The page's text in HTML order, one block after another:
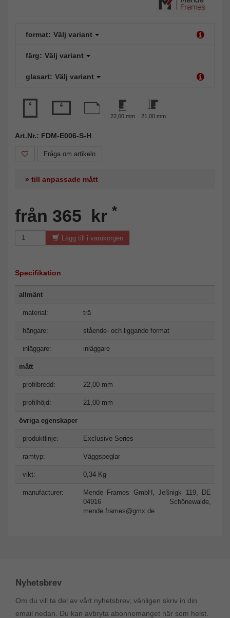
format: Välj variant
färg: Välj variant
glasart: Välj variant
22,00 mm 21,00 mm
Art.Nr.: FDM-E006-S-H
Fråga om artikeln
» till anpassade mått
från 365 kr *
Lägg till i varukorgen
Specifikation
allmänt
material: trä
hängare: stående- och liggande format
inläggare: inläggare
mått
profilbredd: 22,00 mm
profilhöjd: 21,00 mm
övriga egenskaper
produktlinje: Exclusive Series
ramtyp: Väggspeglar
vikt: 0,34 Kg
manufacturer:
Mende Frames GmbH, Jeßnigk 119, DE
04916 Schönewalde,
mende.frames@gmx.de
Nyhetsbrev
Om du vill ta del av vårt nyhetsbrev, vänligen skriv in din
email nedan. Du kan avbryta abonnemanget när som helst.